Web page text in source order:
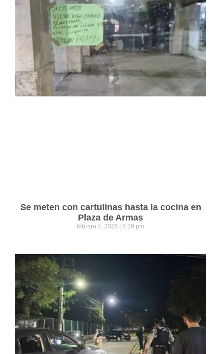
Se meten con cartulinas hasta la cocina en
Plaza de Armas
febrero 4, 2025 9:29 pm